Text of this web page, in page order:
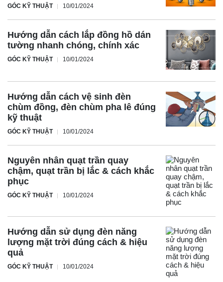
GÓC KỸ THUẬT 10/01/2024
Hướng dẫn cách lắp đồng hồ dán
tường nhanh chóng, chính xác
GÓC KỸ THUẬT 10/01/2024
Hướng dẫn cách vệ sinh đèn
chùm đồng, đèn chùm pha lê đúng
kỹ thuật
GÓC KỸ THUẬT 10/01/2024
Nguyên nhân quạt trần quay
chậm, quạt trần bị lắc & cách khắc
phục
GÓC KỸ THUẬT 10/01/2024
Hướng dẫn sử dụng đèn năng
lượng mặt trời đúng cách & hiệu
quả
GÓC KỸ THUẬT 10/01/2024